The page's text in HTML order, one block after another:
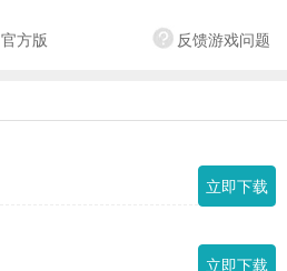
反馈游戏问题
官方版
立即下载
立即下载